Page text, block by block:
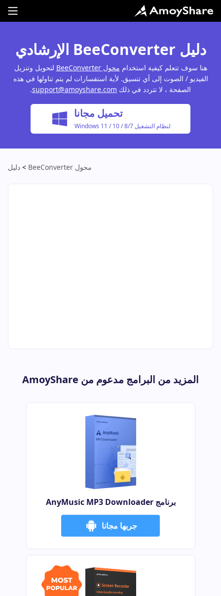
دليل BeeConverter الإرشادي
هنا سوف تتعلم كيفية استخدام محول BeeConverter
لتحويل وتنزيل
الفيديو / الصوت إلى أي تنسيق. لأية استفسارات لم يتم تناولها في هذه
الصفحة ، لا تتردد في ذلك support@amoyshare.com
.
تحميل مجانا
لنظام التشغيل Windows 11 / 10 / 8/7
محول BeeConverter > دليل
المزيد من البرامج مدعوم من AmoyShare
برنامج AnyMusic MP3 Downloader
جربها مجانا